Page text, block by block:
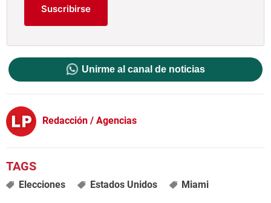
Suscribirse
Unirme al canal de noticias
Redacción / Agencias
Elecciones Estados Unidos Miami